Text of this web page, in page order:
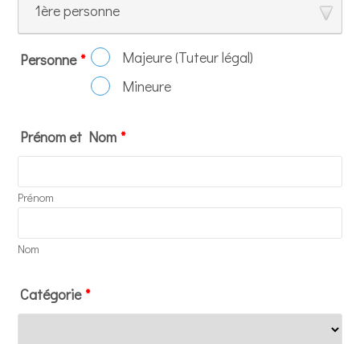
1ère personne
Personne *
Majeure (Tuteur légal)
Mineure
Prénom et Nom *
Prénom
Nom
Catégorie *